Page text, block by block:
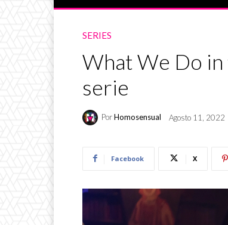
SERIES
What We Do in
serie
PorHomosensual Agosto 11, 2022
Facebook X